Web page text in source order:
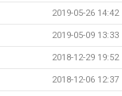
2019-05-26 14:42
2019-05-09 13:33
2018-12-29 19:52
2018-12-06 12:37